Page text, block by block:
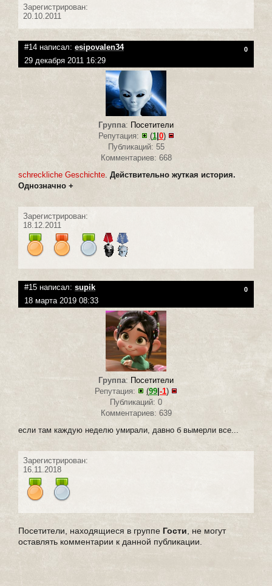
Зарегистрирован:
20.10.2011
#14 написал: esipovalen34 0
29 декабря 2011 16:29
Группа: Посетители
Репутация:
(1| 0)
Публикаций: 55
Комментариев: 668
schreckliche Geschichte. Действительно жуткая история.
Однозначно +
Зарегистрирован:
18.12.2011
#15 написал: supik 0
18 марта 2019 08:33
Группа: Посетители
Репутация:
(99 -1)
Публикаций: 0
Комментариев: 639
если там каждую неделю умирали, давно б вымерли все...
Зарегистрирован:
16.11.2018
Посетители, находящиеся в группе Гости, не могут
оставлять комментарии к данной публикации.